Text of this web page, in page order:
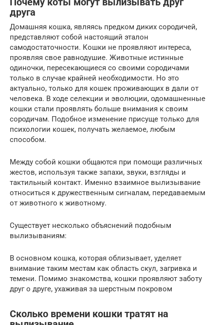
друга
Домашняя кошка, являясь предком диких сородичей,
представляют собой настоящий эталон
самодостаточности. Кошки не проявляют интереса,
проявляя свое равнодушие. Животные истинные
одиночки, пересекающиеся со своими сородичами
только в случае крайней необходимости. Но это
актуально, только для кошек проживающих в дали от
человека. В ходе селекции и эволюции, одомашненные
кошки стали проявлять больше внимания к своим
сородичам. Подобное изменение присуще только для
психологии кошек, получать желаемое, любым
способом.
Между собой кошки общаются при помощи различных
жестов, используя также запахи, звуки, взгляды и
тактильный контакт. Именно взаимное вылизывание
относиться к дружественным сигналам, передаваемым
от животного к животному.
Существует несколько объяснений подобным
вылизываниям:
В основном кошка, которая облизывает, уделяет
внимание таким местам как область скул, загривка и
темени. Помимо знакомства, кошки проявляют заботу
друг о друге, ухаживая за шерстным покровом
Сколько времени кошки тратят на